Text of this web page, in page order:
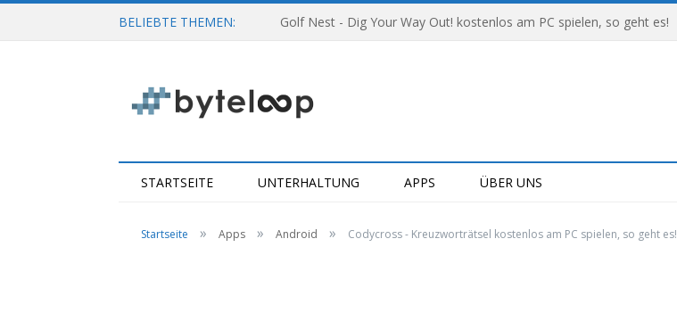
BELIEBTE THEMEN: Golf Nest - Dig Your Way Out! kostenlos am PC spielen, so geht es!
STARTSEITE UNTERHALTUNG APPS ÜBER UNS
Startseite » Apps » Android » Codycross - Kreuzworträtsel kostenlos am PC spielen, so geht es!